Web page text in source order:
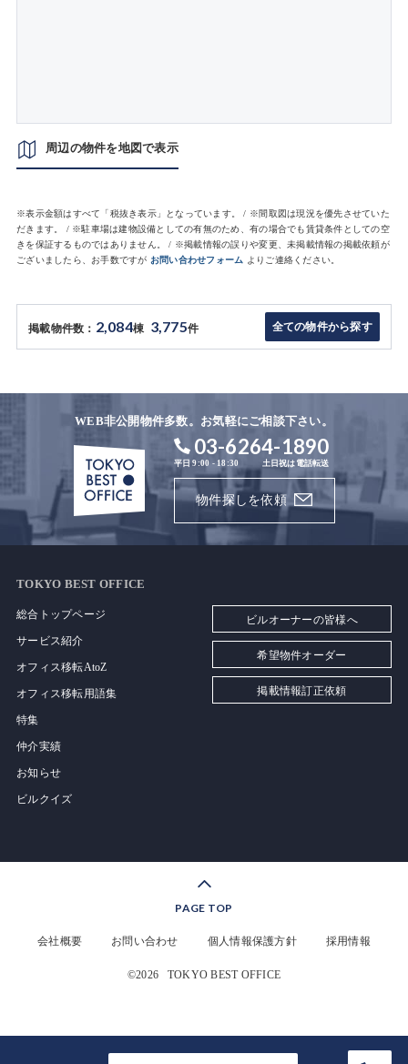
周辺の物件を地図で表示
※表示金額はすべて「税抜き表示」となっています。 / ※間取図は現況を優先させていた
だきます。 / ※駐車場は建物設備としての有無のため、有の場合でも賃貸条件としての空
きを保証するものではありません。 / ※掲載情報の誤りや変更、未掲載情報の掲載依頼が
ございましたら、お手数ですが お問い合わせフォーム よりご連絡ください。
掲載物件数： 2,084棟 3,775件 全ての物件から探す
WEB非公開物件多数。お気軽にご相談下さい。
03-6264-1890
平日 9:00 - 18:30 土日祝は電話転送
物件探しを依頼
TOKYO BEST OFFICE
総合トップページ
サービス紹介
オフィス移転AtoZ
オフィス移転用語集
特集
仲介実績
お知らせ
ビルクイズ
ビルオーナーの皆様へ
希望物件オーダー
掲載情報訂正依頼
PAGE TOP
会社概要 お問い合わせ 個人情報保護方針 採用情報
©2026 TOKYO BEST OFFICE